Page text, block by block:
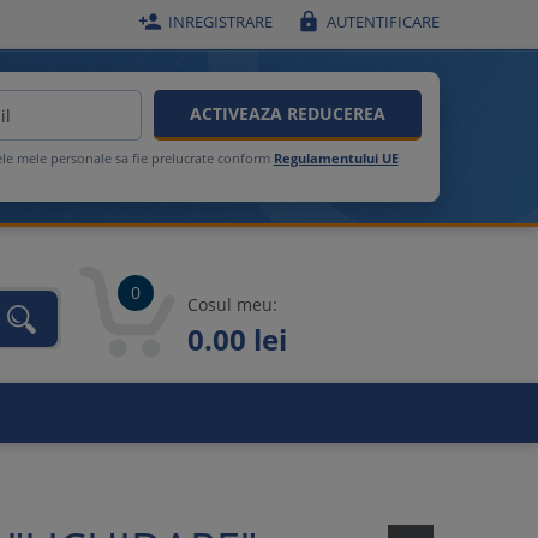
 INREGISTRARE  AUTENTIFICARE
ACTIVEAZA REDUCEREA
mele personale sa fie prelucrate conform Regulamentului UE
0
Cosul meu:
0.00 lei